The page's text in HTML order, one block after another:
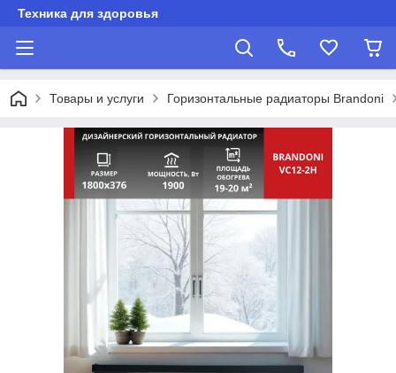
Техника для здоровья
Товары и услуги Горизонтальные радиаторы Brandoni